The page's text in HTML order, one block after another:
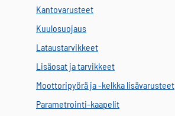
Kantovarusteet
Kuulosuojaus
Lataustarvikkeet
Lisäosat ja tarvikkeet
Moottoripyörä ja -kelkka lisävarusteet
Parametrointi-kaapelit